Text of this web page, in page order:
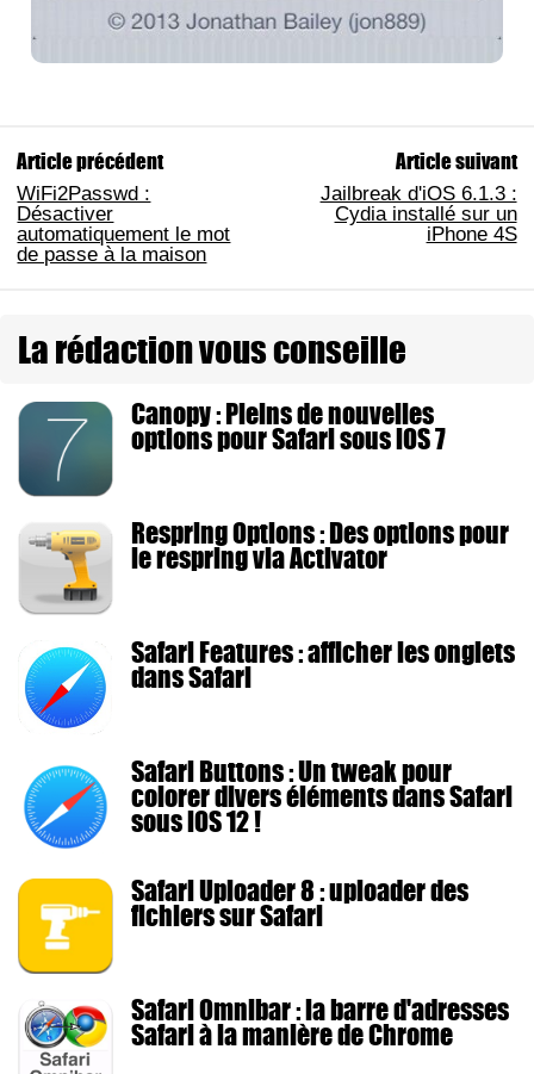
Article précédent
WiFi2Passwd :
Désactiver
automatiquement le mot
de passe à la maison
Article suivant
Jailbreak d'iOS 6.1.3 :
Cydia installé sur un
iPhone 4S
La rédaction vous conseille
Canopy : Pleins de nouvelles
options pour Safari sous iOS 7
Respring Options : Des options pour
le respring via Activator
Safari Features : afficher les onglets
dans Safari
Safari Buttons : Un tweak pour
colorer divers éléments dans Safari
sous iOS 12 !
Safari Uploader 8 : uploader des
fichiers sur Safari
Safari Omnibar : la barre d'adresses
Safari à la manière de Chrome